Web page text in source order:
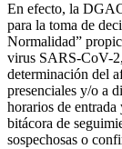
En efecto, la
para la toma de
Normalidad”
virus SARS-CoV-
determinación del
presenciales y/o a
horarios de
bitácora de
sospechosas o